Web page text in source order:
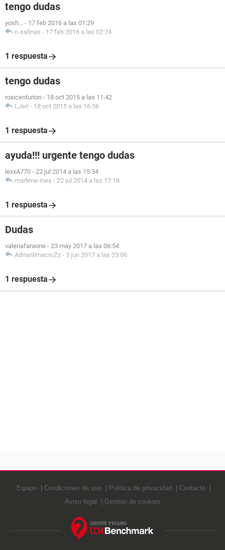
tengo dudas
yosh... - 17 feb 2016 a las 01:29
c-salinas - 17 feb 2016 a las 02:24
1 respuesta
tengo dudas
roxicenturion - 18 oct 2015 a las 11:42
LJeri - 18 oct 2015 a las 16:36
1 respuesta
ayuda!!! urgente tengo dudas
lexxA770 - 22 jul 2014 a las 15:34
marlene-ines - 22 jul 2014 a las 17:18
1 respuesta
Dudas
valeriafaraone - 23 may 2017 a las 06:54
AdrianlimacruZz - 3 jun 2017 a las 23:06
1 respuesta
Equipo Condiciones de uso Política de privacidad
Contacto
Aviso legal
Gestión de cookies